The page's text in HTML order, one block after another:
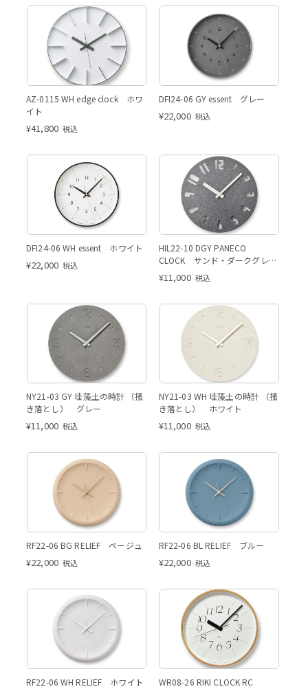
AZ-0115 WH edge clock ホワ
イト
¥41,800 税込
DFI24-06 GY essent グレー
¥22,000 税込
DFI24-06 WH essent ホワイト
¥22,000 税込
HIL22-10 DGY PANECO
CLOCK サンド・ダークグレ
ー・ナンバー
¥11,000 税込
NY21-03 GY 珪藻土の時計 （掻
き落とし） グレー
¥11,000 税込
NY21-03 WH 珪藻土の時計 （掻
き落とし） ホワイト
¥11,000 税込
RF22-06 BG RELIEF ベージュ
¥22,000 税込
RF22-06 BL RELIEF ブルー
¥22,000 税込
RF22-06 WH RELIEF ホワイト WR08-26 RIKI CLOCK RC